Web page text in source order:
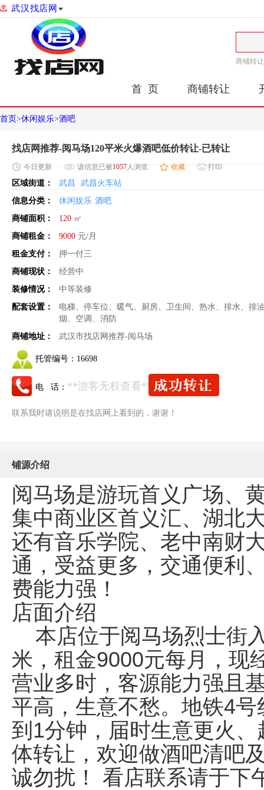
武汉找店网
商铺转让
首 页 商铺转让
首页>休闲娱乐>酒吧
找店网推荐-阅马场120平米火爆酒吧低价转让-已转让
今日 更新 该信息已被1057人浏览 收藏 打印
区域街道： 武昌
武昌火车站
信息分类：
休闲娱乐 酒吧
商铺面积：
120 ㎡
商铺租金：
9000 元/月
租金支付：
押一付三
商铺现状：
经营中
装修情况：
中等装修
配套设置：
电梯、停车位、暖气、厨房、卫生间、热水、排水、排
烟、空调、消防
商铺地址：
武汉市找店网推荐-阅马场
托管编号： 16698
电 话： **游客无权查看**
联系我时请说明是在找店网上看到的，谢谢！
铺源介绍
阅马场是游玩首义广场、
集中商业区首义汇、湖北
还有音乐学院、老中南财
通，受益更多，交通便利
费能力强！
店面介绍
本店位于阅马场烈士街
米，租金9000元每月，现
营业多时，客源能力强且
平高，生意不愁。地铁4
到1分钟，届时生意更火
体转让，欢迎做酒吧清吧
诚勿扰！ 看店联系请于下